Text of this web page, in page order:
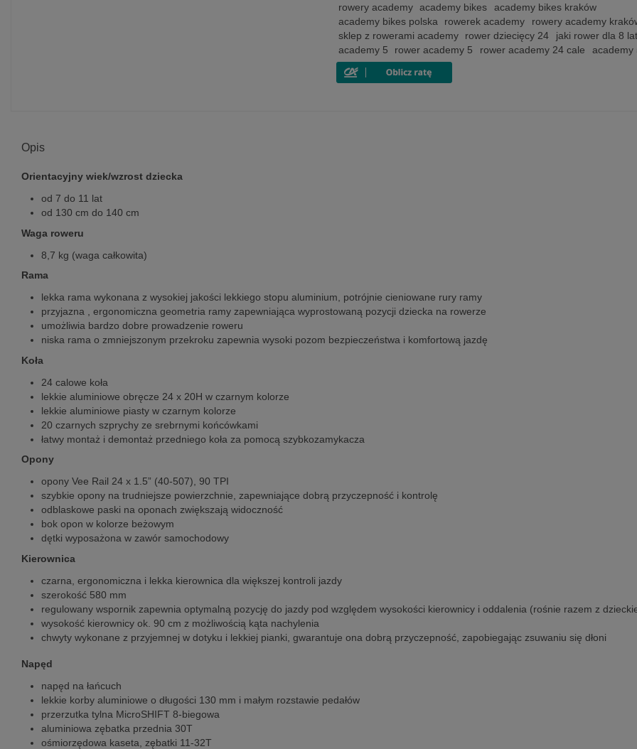
rowery academy academy bikes
academy bikes kraków
academy bikes polska
rowerek academy
rowery academy
sklep z rowerami academy
rower dziecięcy 24
jaki rower dla 8
academy 5
rower academy 5 rower academy 24 cale academy
Opis
Orientacyjny wiek/wzrost dziecka
od 7 do 11 lat
od 130 cm do 140 cm
Waga roweru
8,7 kg (waga całkowita)
Rama
lekka rama wykonana z wysokiej jakości lekkiego stopu aluminium, potrójnie cieniowane rury ramy
przyjazna , ergonomiczna geometria ramy zapewniająca wyprostowaną pozycji dziecka na rowerze
umożliwia bardzo dobre prowadzenie roweru
niska rama o zmniejszonym przekroku zapewnia wysoki pozom bezpieczeństwa i komfortową jazdę
Koła
24 calowe koła
lekkie aluminiowe obręcze 24 x 20H w czarnym kolorze
lekkie aluminiowe piasty w czarnym kolorze
20 czarnych szprychy ze srebrnymi końcówkami
łatwy montaż i demontaż przedniego koła za pomocą szybkozamykacza
Opony
opony Vee Rail 24 x 1.5” (40-507), 90 TPI
szybkie opony na trudniejsze powierzchnie, zapewniające dobrą przyczepność i kontrolę
odblaskowe paski na oponach zwiększają widoczność
bok opon w kolorze beżowym
dętki wyposażona w zawór samochodowy
Kierownica
czarna, ergonomiczna i lekka kierownica dla większej kontroli jazdy
szerokość 580 mm
regulowany wspornik zapewnia optymalną pozycję do jazdy pod względem wysokości kierownicy i oddalenia (rośnie razem z
wysokość kierownicy ok. 90 cm z możliwością kąta nachylenia
chwyty wykonane z przyjemnej w dotyku i lekkiej pianki, gwarantuje ona dobrą przyczepność, zapobiegając zsuwaniu się dłoni
Napęd
napęd na łańcuch
lekkie korby aluminiowe o długości 130 mm i małym rozstawie pedałów
przerzutka tylna MicroSHIFT 8-biegowa
aluminiowa zębatka przednia 30T
ośmiorzędowa kaseta, zębatki 11-32T